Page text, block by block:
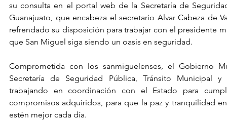
su consulta en el portal web de la Secretaría de
Guanajuato, que encabeza el secretario Alvar Cabeza de
refrendado su disposición para trabajar con el presidente
que San Miguel siga siendo un oasis en seguridad.
Comprometida con los sanmiguelenses, el Gobierno
Secretaría de Seguridad Pública, Tránsito Municipal
trabajando en coordinación con el Estado para
compromisos adquiridos, para que la paz y tranquilidad
estén mejor cada día.